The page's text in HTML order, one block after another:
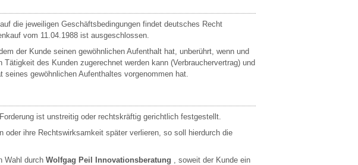
die jeweiligen Geschäftsbedingungen findet deutsches Recht
vom 11.04.1988 ist ausgeschlossen.
der Kunde seinen gewöhnlichen Aufenthalt hat, unberührt, wenn und
des Kunden zugerechnet werden kann (Verbrauchervertrag) und
gewöhnlichen Aufenthaltes vorgenommen hat.
ist unstreitig oder rechtskräftig gerichtlich festgestellt.
ihre Rechtswirksamkeit später verlieren, so soll hierdurch die
Wahl durch Wolfgag Peil Innovationsberatung , soweit der Kunde ein